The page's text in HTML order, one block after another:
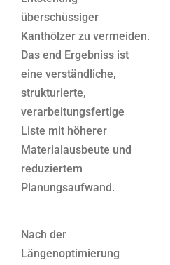
überschüssiger
Kanthölzer zu vermeiden.
Das end Ergebniss ist
eine verständliche,
strukturierte,
verarbeitungsfertige
Liste mit höherer
Materialausbeute und
reduziertem
Planungsaufwand.
Nach der
Längenoptimierung